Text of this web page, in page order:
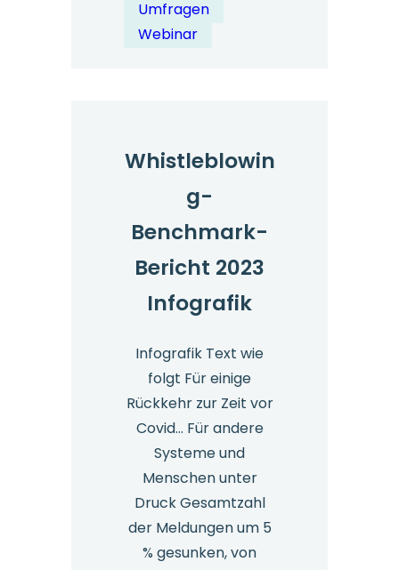
Umfragen
Webinar
Whistleblowin
g-
Benchmark-
Bericht 2023
Infografik
Infografik Text wie
folgt Für einige
Rückkehr zur Zeit vor
Covid… Für andere
Systeme und
Menschen unter
Druck Gesamtzahl
der Meldungen um 5
% gesunken, von